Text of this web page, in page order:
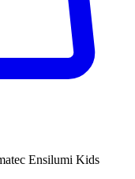
Ensilumi Kids